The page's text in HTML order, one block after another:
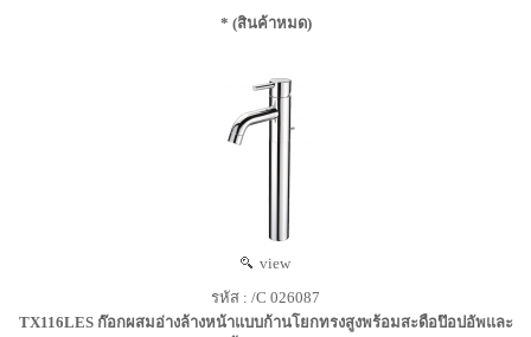
* (สินค้าหมด)
view
รหัส : /C 026087
TX116LES ก๊อกผสมอ่างล้างหน้าแบบก้านโยกทรงสูงพร้อมสะดือป๊อปอัพและ